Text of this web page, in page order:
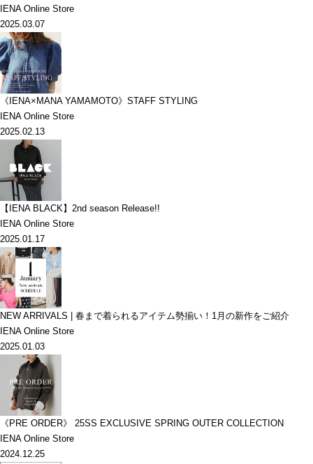
IENA Online Store
2025.03.07
《IENA×MANA YAMAMOTO》STAFF STYLING
IENA Online Store
2025.02.13
【IENA BLACK】2nd season Release!!
IENA Online Store
2025.01.17
NEW ARRIVALS | 春まで着られるアイテム勢揃い！1月の新作をご紹介
IENA Online Store
2025.01.03
《PRE ORDER》 25SS EXCLUSIVE SPRING OUTER COLLECTION
IENA Online Store
2024.12.25